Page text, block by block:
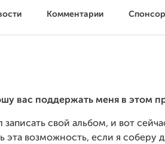
Комментарии
вас поддержать меня в этом
записать свой альбом, и вот
эта возможность, если я соберу